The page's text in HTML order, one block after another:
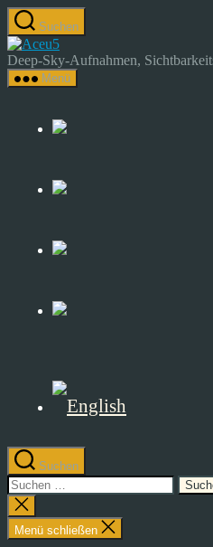
Zum
Inhalt
springen
Suchen
Astrocamp
–
Astrofotografie
Sky-
Deep-Sky-Aufnahmen,
Menü
Suchen
Suchen
nach:
Suche
schließen
Menü schließen